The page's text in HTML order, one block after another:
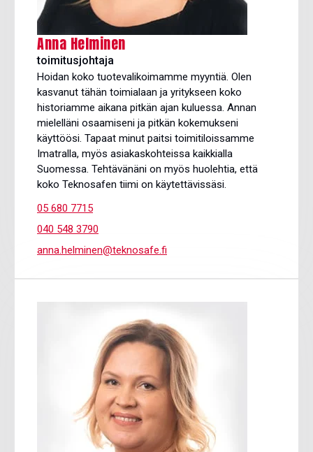
Anna Helminen
toimitusjohtaja
Hoidan koko tuotevalikoimamme myyntiä. Olen
kasvanut tähän toimialaan ja yritykseen koko
historiamme aikana pitkän ajan kuluessa. Annan
mielelläni osaamiseni ja pitkän kokemukseni
käyttöösi. Tapaat minut paitsi toimitiloissamme
Imatralla, myös asiakaskohteissa kaikkialla
Suomessa. Tehtävänäni on myös huolehtia, että
koko Teknosafen tiimi on käytettävissäsi.
05 680 7715
040 548 3790
anna.helminen@teknosafe.fi